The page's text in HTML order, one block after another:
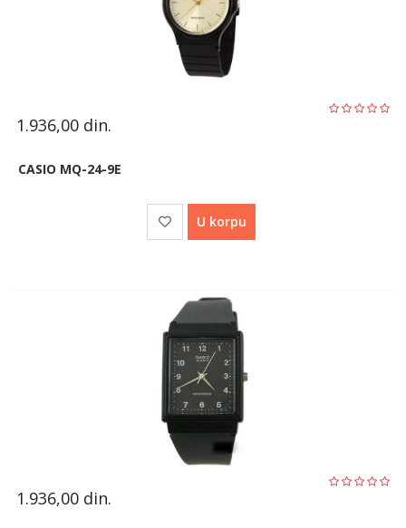
1.936,00 din.
CASIO MQ-24-9E
U korpu
1.936,00 din.